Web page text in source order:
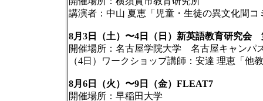
講演者：中山 夏恵「児童・生徒の異文化間
8月3日（土）〜4日（日）新英語教育研究会
開催場所：名古屋学院大学 名古屋キャンパ
（4日）ワークショップ講師：安達 理恵「
8月6日（火）〜9日（金）FLEAT7
開催場所：早稲田大学